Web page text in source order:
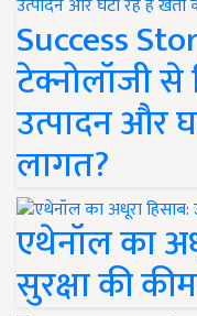
Success
टेक्नोलॉजी
उत्पादन और
लागत?
एथेनॉल का
सुरक्षा की